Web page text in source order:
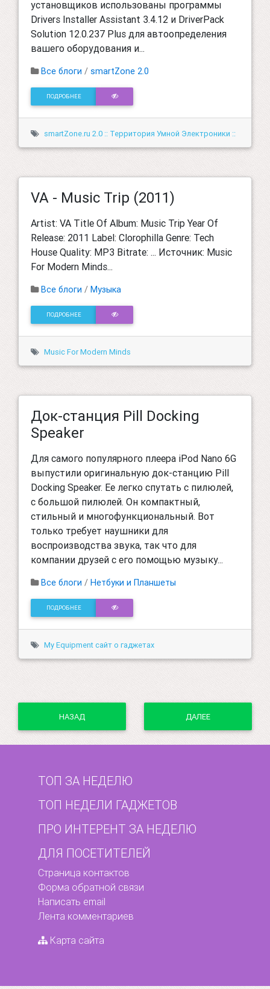
установщиков использованы программы
Drivers Installer Assistant 3.4.12 и DriverPack
Solution 12.0.237 Plus для автоопределения
вашего оборудования и...
Все блоги / smartZone 2.0
ПОДРОБНЕЕ
smartZone.ru 2.0 :: Территория Умной Электроники ::
VA - Music Trip (2011)
Artist: VA Title Of Album: Music Trip Year Of
Release: 2011 Label: Clorophilla Genre: Tech
House Quality: MP3 Bitrate: ... Источник: Music
For Modern Minds...
Все блоги / Музыка
ПОДРОБНЕЕ
Music For Modern Minds
Док-станция Pill Docking
Speaker
Для самого популярного плеера iPod Nano 6G
выпустили оригинальную док-станцию Pill
Docking Speaker. Ее легко спутать с пилюлей,
с большой пилюлей. Он компактный,
стильный и многофункциональный. Вот
только требует наушники для
воспроизводства звука, так что для
компании друзей с его помощью музыку...
Все блоги / Нетбуки и Планшеты
ПОДРОБНЕЕ
My Equipment сайт о гаджетах
НАЗАД ДАЛЕЕ
ТОП ЗА НЕДЕЛЮ
ТОП НЕДЕЛИ ГАДЖЕТОВ
ПРО ИНТЕРЕНТ ЗА НЕДЕЛЮ
ДЛЯ ПОСЕТИТЕЛЕЙ
Страница контактов
Форма обратной связи
Написать email
Лента комментариев
Карта сайта